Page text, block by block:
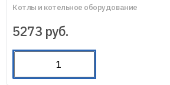
Котлы и котельное оборудование
5273 руб.